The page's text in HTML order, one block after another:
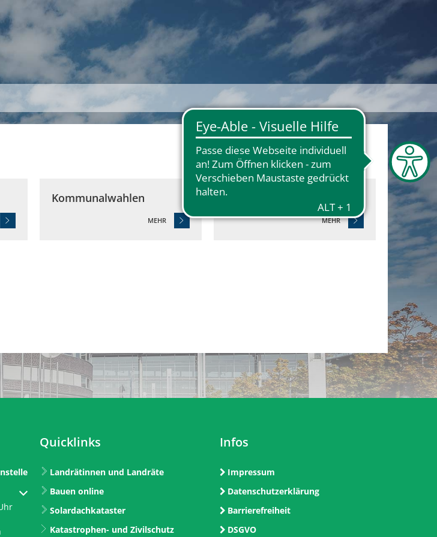
UNSER KREIS KARRIERE
Kommunalwahlen
MEHR
Europawahlen
MEHR
auszublenden
Quicklinks
Landrätinnen und Landräte
Bauen online
Solardachkataster
Katastrophen- und Zivilschutz
Infos
Impressum
Datenschutzerklärung
Barrierefreiheit
DSGVO